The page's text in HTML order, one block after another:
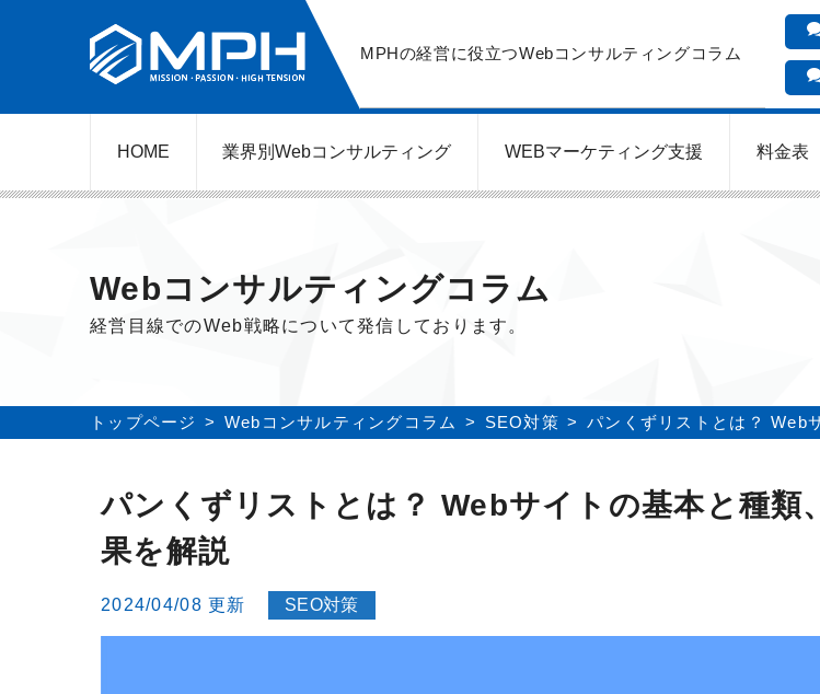
MPHの経営に役立つWebコンサルティングコラム
HOME 業界別Webコンサルティング WEBマーケティング支援 料金表
Webコンサルティングコラム
経営目線でのWeb戦略について発信しております。
トップページ Webコンサルティングコラム SEO対策 パンくずリストとは？ Web
パンくずリストとは？ Webサイトの基本と種類
果を解説
2024/04/08 更新 SEO対策